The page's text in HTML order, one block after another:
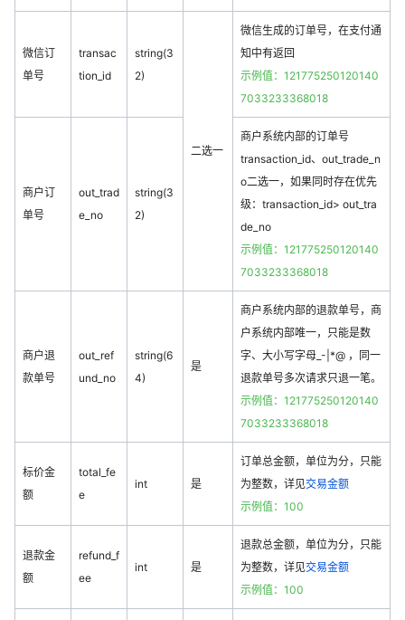
微信订
单号
transac
tion_id
string(3
2)
二选一
微信生成的订单号，在支付通
知中有返回
示例值：121775250120140
7033233368018
商户订
单号
out_trad
e_no
string(3
2)
商户系统内部的订单号
transaction_id、out_trade_n
o二选一，如果同时存在优先
级：transaction_id> out_tra
de_no
示例值：121775250120140
7033233368018
商户退
款单号
out_ref
und_no
string(6
4)
是
商户系统内部的退款单号，商
户系统内部唯一，只能是数
字、大小写字母_-|*@ ，同一
退款单号多次请求只退一笔。
示例值：121775250120140
7033233368018
标价金
额
total_fe
e
int 是
订单总金额，单位为分，只能
为整数，详见交易金额
示例值：100
退款金
额
refund_f
ee
int 是
退款总金额，单位为分，只能
为整数，详见交易金额
示例值：100